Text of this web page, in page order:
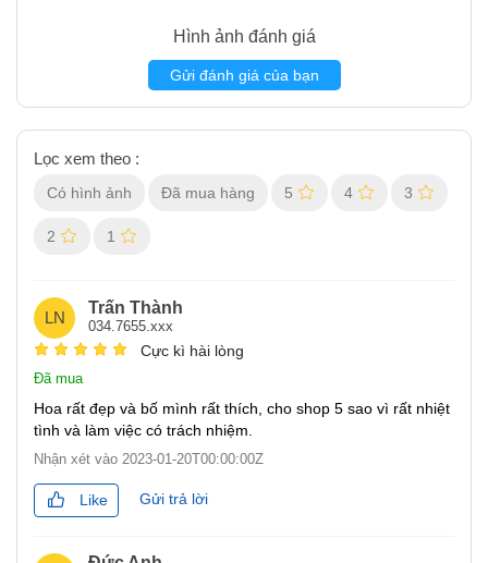
Hình ảnh đánh giá
Gửi đánh giá của bạn
Lọc xem theo :
Có hình ảnh Đã mua hàng 5 4 3
2 1
LN
Trấn Thành
034.7655.xxx
Cực kì hài lòng
Đã mua
Hoa rất đẹp và bố mình rất thích, cho shop 5 sao vì rất nhiệt
tình và làm việc có trách nhiệm.
Nhận xét vào 2023-01-20T00:00:00Z
Like Gửi trả lời